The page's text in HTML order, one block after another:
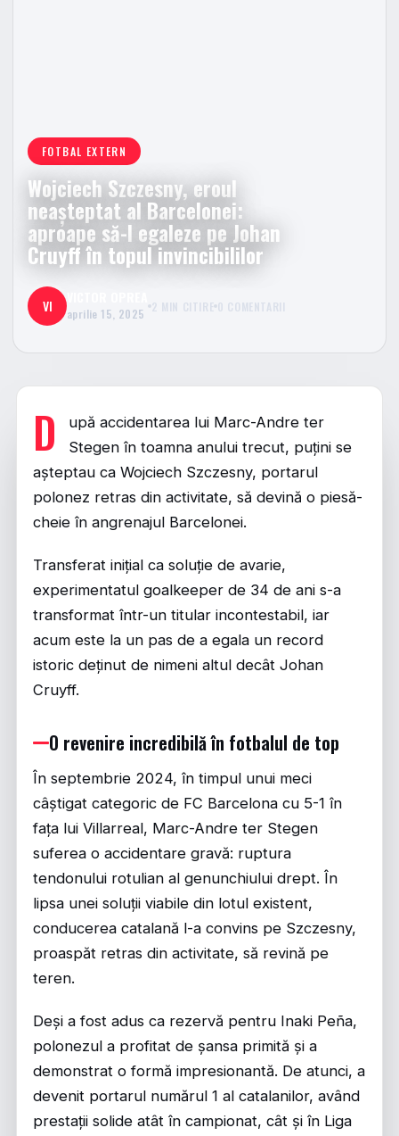
FOTBAL EXTERN
Wojciech Szczesny, eroul
neașteptat al Barcelonei:
aproape să-l egaleze pe Johan
Cruyff în topul invincibililor
VI aprilie 15, 2025 2 MIN CITIRE 0 COMENTARII
D
upă accidentarea lui Marc-Andre ter
Stegen în toamna anului trecut, puțini se
așteptau ca Wojciech Szczesny, portarul
polonez retras din activitate, să devină o piesă-
cheie în angrenajul Barcelonei.
Transferat inițial ca soluție de avarie,
experimentatul goalkeeper de 34 de ani s-a
transformat într-un titular incontestabil, iar
acum este la un pas de a egala un record
istoric deținut de nimeni altul decât Johan
Cruyff.
O revenire incredibilă în fotbalul de top
În septembrie 2024, în timpul unui meci
câștigat categoric de FC Barcelona cu 5-1 în
fața lui Villarreal, Marc-Andre ter Stegen
suferea o accidentare gravă: ruptura
tendonului rotulian al genunchiului drept. În
lipsa unei soluții viabile din lotul existent,
conducerea catalană l-a convins pe Szczesny,
proaspăt retras din activitate, să revină pe
teren.
Deși a fost adus ca rezervă pentru Inaki Peña,
polonezul a profitat de șansa primită și a
demonstrat o formă impresionantă. De atunci, a
devenit portarul numărul 1 al catalanilor, având
prestații solide atât în campionat, cât și în Liga